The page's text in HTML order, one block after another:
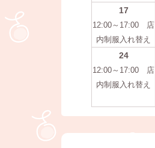
17
12:00～17:00 店
内制服入れ替え
24
12:00～17:00 店
内制服入れ替え